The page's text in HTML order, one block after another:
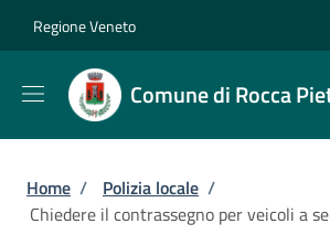
Regione Veneto
Comune di Rocca
Briciole di pane
Home / Polizia locale /
Chiedere il contrassegno per veicoli a